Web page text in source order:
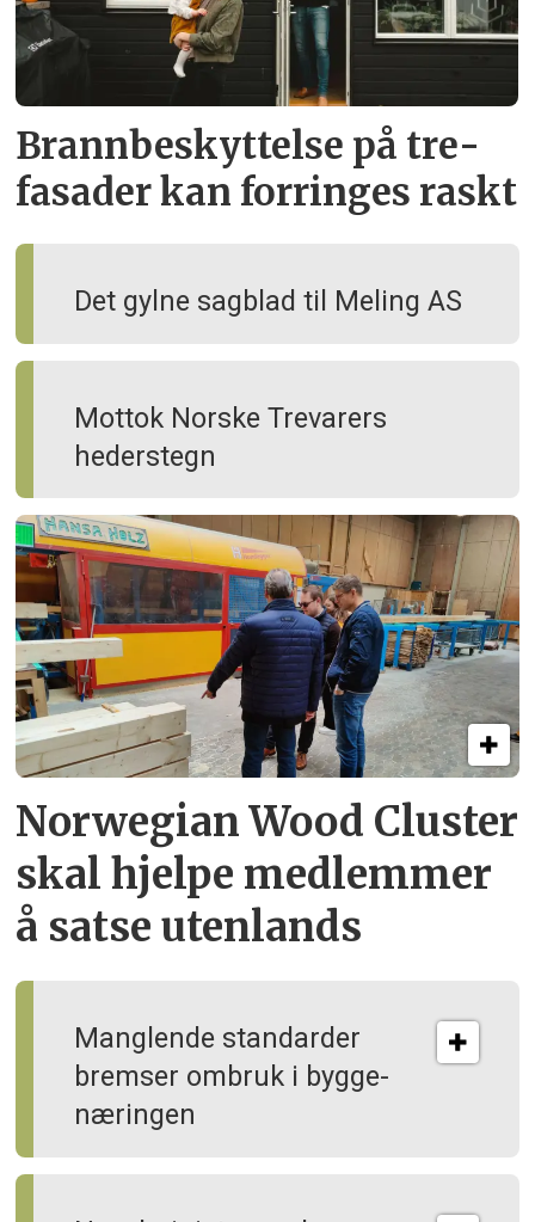
Brann­beskyttelse på tre­
fasader kan forringes raskt
Det gylne sagblad til Meling AS
Mottok Norske Trevarers
hederstegn
Norwegian Wood Cluster
skal hjelpe medlemmer
å satse utenlands
Manglende standarder
bremser ombruk i bygge­
næringen